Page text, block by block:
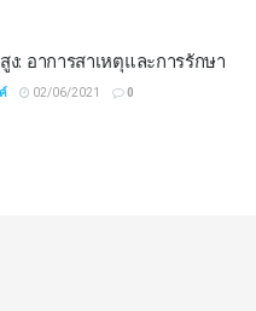
: อาการสาเหตุและการรักษา
02/06/2021 0